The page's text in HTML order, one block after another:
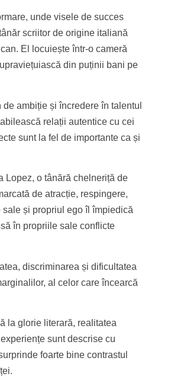
unde visele de succes
scriitor de origine italiană
El locuiește într-o cameră
din puținii bani pe
ambiție și încredere în talentul
relații autentice cu cei
sunt la fel de importante ca și
Lopez, o tânără chelneriță de
de atracție, respingere,
și propriul ego îl împiedică
în propriile sale conflicte
discriminarea și dificultatea
al celor care încearcă
la glorie literară, realitatea
sunt descrise cu
foarte bine contrastul